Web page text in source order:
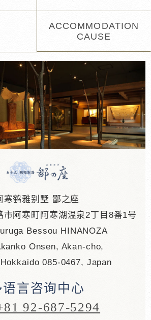
ACCOMMODATION
CAUSE
寒鹤雅别墅 鄙之座
市阿寒町阿寒湖温泉2丁目8番1号
Bessou HINANOZA
Onsen, Akan-cho,
085-0467, Japan
语言咨询中心
92-687-5294